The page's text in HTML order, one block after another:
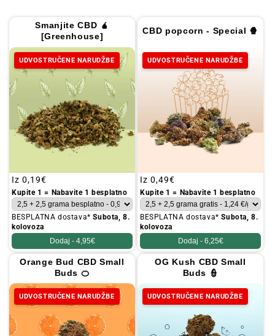
Smanjite CBD 🧉
[Greenhouse]
UDVOSTRUČENE NARUDŽBE
Redovna
cijena
Iz 0,19€
Kupite 1 = Nabavite 1 besplatno
BESPLATNA dostava*Subota, 8.
kolovoza
Dodaj - 4,95€
CBD popcorn - Special 🍿
UDVOSTRUČENE NARUDŽBE
Redovna
cijena
Iz 0,49€
Kupite 1 = Nabavite 1 besplatno
BESPLATNA dostava*Subota, 8.
kolovoza
Dodaj - 6,25€
Orange Bud CBD Small
Buds 🍊
UDVOSTRUČENE NARUDŽBE
OG Kush CBD Small
Buds 👮
UDVOSTRUČENE NARUDŽBE